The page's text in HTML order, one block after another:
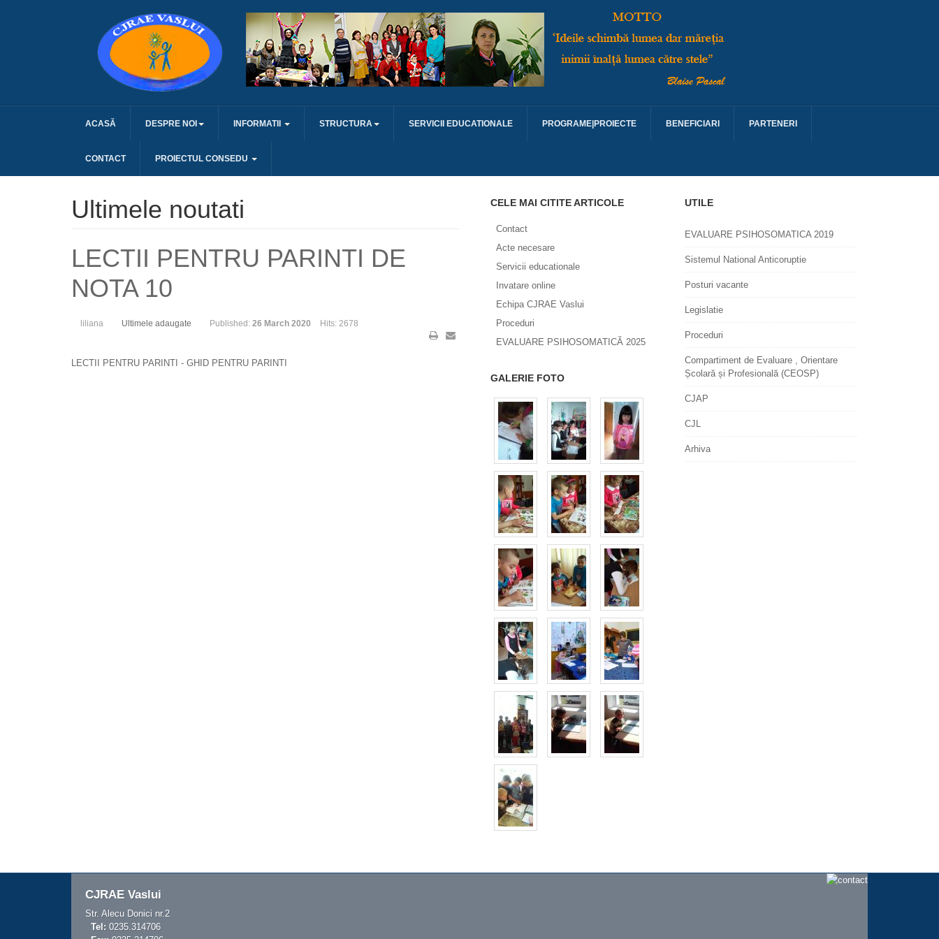
ACASĂ DESPRE NOI INFORMATII STRUCTURA SERVICII EDUCATIONALE PROGRAME|PROIECTE BENEFICIARI PARTENERI
CONTACT PROIECTUL CONSEDU
Ultimele noutati
LECTII PENTRU PARINTI DE
NOTA 10
liliana Ultimele adaugate Published: 26 March 2020 Hits: 2678
LECTII PENTRU PARINTI - GHID PENTRU PARINTI
CELE MAI CITITE ARTICOLE
Contact
Acte necesare
Servicii educationale
Invatare online
Echipa CJRAE Vaslui
Proceduri
EVALUARE PSIHOSOMATICĂ 2025
GALERIE FOTO
UTILE
EVALUARE PSIHOSOMATICA 2019
Sistemul National Anticoruptie
Posturi vacante
Legislatie
Proceduri
Compartiment de Evaluare , Orientare
Școlară și Profesională (CEOSP)
CJAP
CJL
Arhiva
CJRAE Vaslui
Str. Alecu Donici nr.2
Tel: 0235.314706